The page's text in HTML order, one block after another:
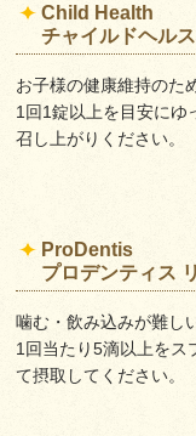
Child Health
チャイルドヘル
お子様の健康維持のた
1回1錠以上を目安にゆ
召し上がりください。
ProDentis
プロデンティス
噛む・飲み込みが難し
1回当たり5滴以上をス
て摂取してください。